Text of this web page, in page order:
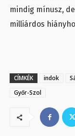
mindig mínusz,
milliárdos
CÍMKÉK indok
Győr-Szol